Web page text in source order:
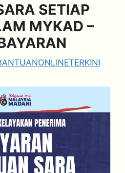
SETIAP
MYKAD –